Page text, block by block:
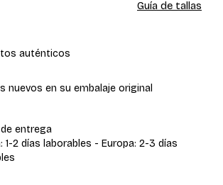
Guía de tallas
auténticos
nuevos en su embalaje original
entrega
1-2 días laborables - Europa: 2-3 días